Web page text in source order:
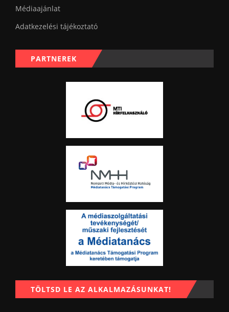
Médiaajánlat
Adatkezelési tájékoztató
PARTNEREK
TÖLTSD LE AZ ALKALMAZÁSUNKAT!